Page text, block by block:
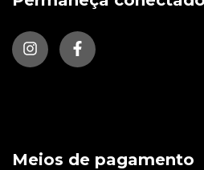
Meios de pagamento